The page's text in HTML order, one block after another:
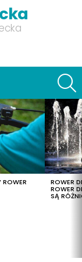
ROWER ROWER
ROWER
SĄ